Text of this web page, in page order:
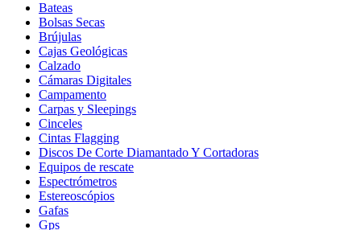
Bateas
Bolsas Secas
Brújulas
Cajas Geológicas
Calzado
Cámaras Digitales
Campamento
Carpas y Sleepings
Cinceles
Cintas Flagging
Discos De Corte Diamantado Y Cortadoras
Equipos de rescate
Espectrómetros
Estereoscópios
Gafas
Gps